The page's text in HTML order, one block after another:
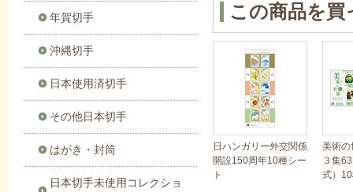
この商品を買
日ハンガリー外交関係
開設150周年10種シー
ト
美術の
３集
式）
年賀切手
沖縄切手
日本使用済切手
その他日本切手
はがき・封筒
日本切手未使用コレクショ